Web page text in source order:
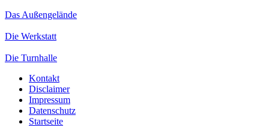
Das Außengelände
Die Werkstatt
Die Turnhalle
Kontakt
Disclaimer
Impressum
Datenschutz
Startseite